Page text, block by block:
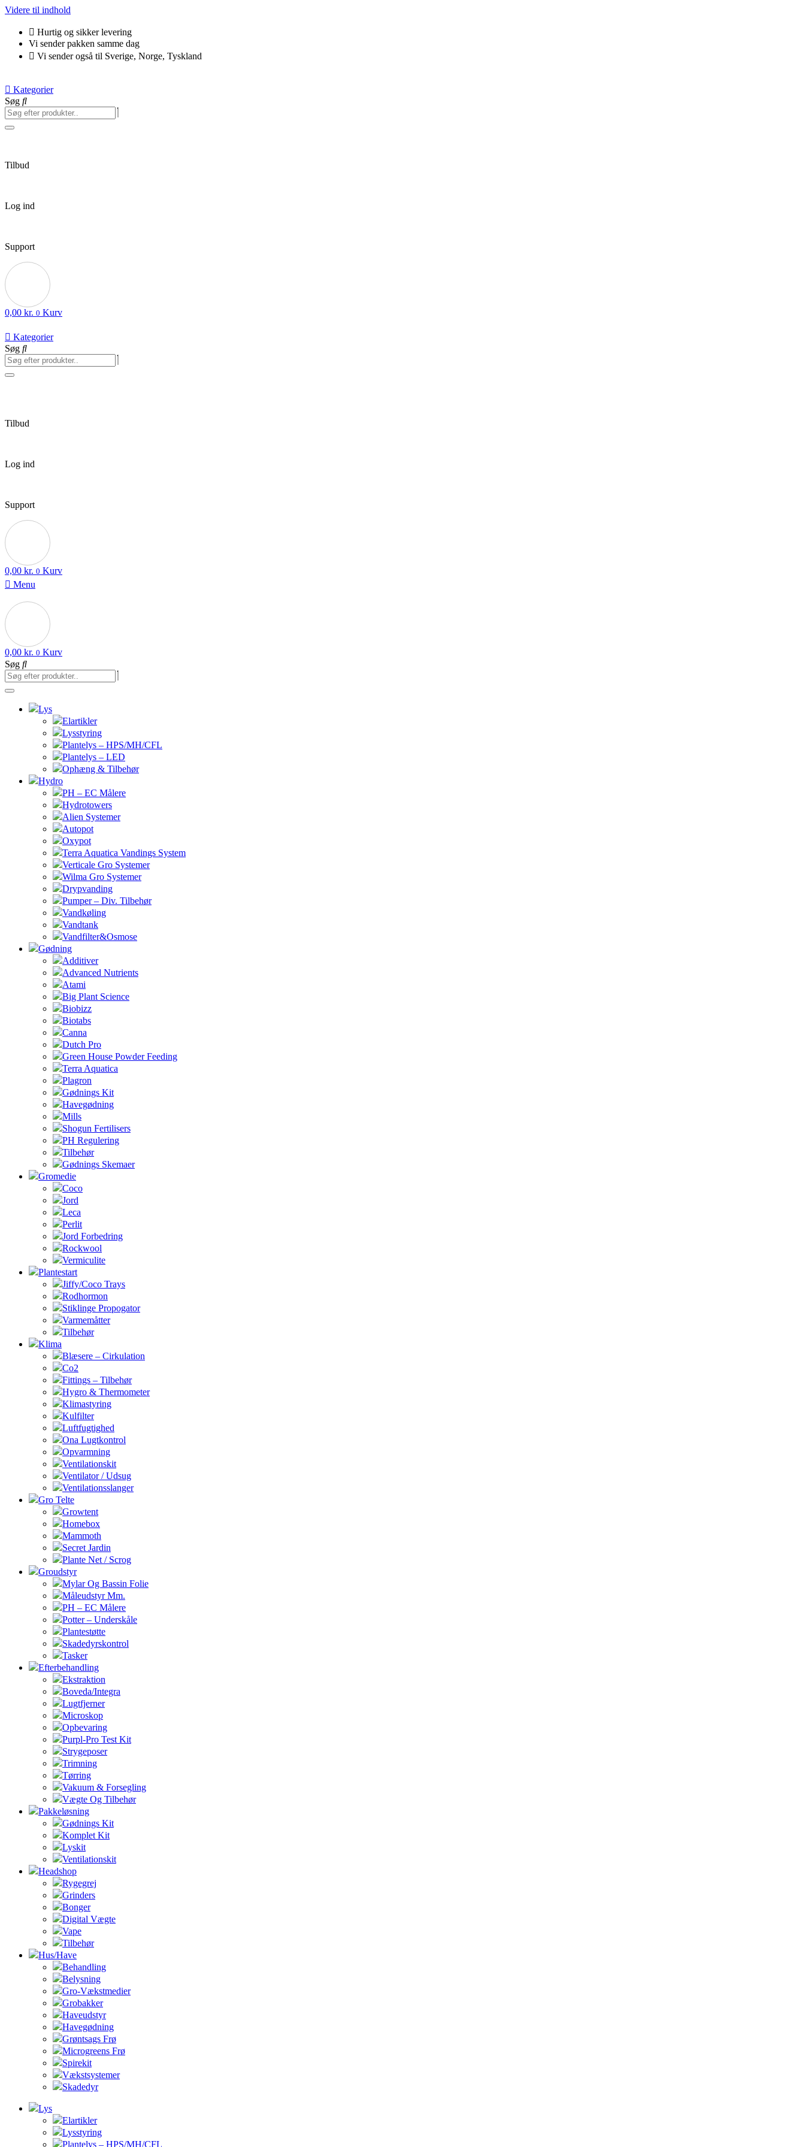
Videre til indhold
Hurtig og sikker levering
Vi sender pakken samme dag
Vi sender også til Sverige, Norge, Tyskland
Kategorier
Søg
Tilbud
Log ind
Support
0,00 kr. 0 Kurv
Kategorier
Søg
Tilbud
Log ind
Support
0,00 kr. 0 Kurv
Menu
0,00 kr. 0 Kurv
Søg
Lys
Elartikler
Lysstyring
Plantelys – HPS/MH/CFL
Plantelys – LED
Ophæng & Tilbehør
Hydro
PH – EC Målere
Hydrotowers
Alien Systemer
Autopot
Oxypot
Terra Aquatica Vandings System
Verticale Gro Systemer
Wilma Gro Systemer
Drypvanding
Pumper – Div. Tilbehør
Vandkøling
Vandtank
Vandfilter&Osmose
Gødning
Additiver
Advanced Nutrients
Atami
Big Plant Science
Biobizz
Biotabs
Canna
Dutch Pro
Green House Powder Feeding
Terra Aquatica
Plagron
Gødnings Kit
Havegødning
Mills
Shogun Fertilisers
PH Regulering
Tilbehør
Gødnings Skemaer
Gromedie
Coco
Jord
Leca
Perlit
Jord Forbedring
Rockwool
Vermiculite
Plantestart
Jiffy/Coco Trays
Rodhormon
Stiklinge Propogator
Varmemåtter
Tilbehør
Klima
Blæsere – Cirkulation
Co2
Fittings – Tilbehør
Hygro & Thermometer
Klimastyring
Kulfilter
Luftfugtighed
Ona Lugtkontrol
Opvarmning
Ventilationskit
Ventilator / Udsug
Ventilationsslanger
Gro Telte
Growtent
Homebox
Mammoth
Secret Jardin
Plante Net / Scrog
Groudstyr
Mylar Og Bassin Folie
Måleudstyr Mm.
PH – EC Målere
Potter – Underskåle
Plantestøtte
Skadedyrskontrol
Tasker
Efterbehandling
Ekstraktion
Boveda/Integra
Lugtfjerner
Microskop
Opbevaring
Purpl-Pro Test Kit
Strygeposer
Trimning
Tørring
Vakuum & Forsegling
Vægte Og Tilbehør
Pakkeløsning
Gødnings Kit
Komplet Kit
Lyskit
Ventilationskit
Headshop
Rygegrej
Grinders
Bonger
Digital Vægte
Vape
Tilbehør
Hus/Have
Behandling
Belysning
Gro-Vækstmedier
Grobakker
Haveudstyr
Havegødning
Grøntsags Frø
Microgreens Frø
Spirekit
Vækstsystemer
Skadedyr
Lys
Elartikler
Lysstyring
Plantelys – HPS/MH/CFL